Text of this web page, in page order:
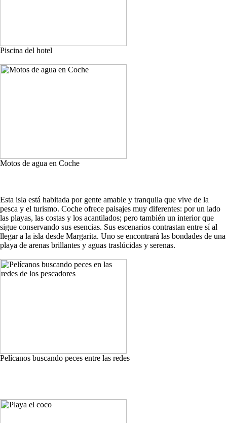
Piscina del hotel
Motos de agua en Coche
Esta isla está habitada por gente amable y tranquila que vive de la
pesca y el turismo. Coche ofrece paisajes muy diferentes: por un lado
las playas, las costas y los acantilados; pero también un interior que
sigue conservando sus esencias. Sus escenarios contrastan entre sí al
llegar a la isla desde Margarita. Uno se encontrará las bondades de una
playa de arenas brillantes y aguas traslúcidas y serenas.
Pelícanos buscando peces entre las redes